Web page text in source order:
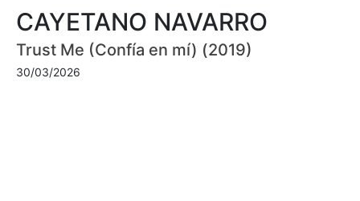
CAYETANO NAVARRO
Trust Me (Confía en mí) (2019)
30/03/2026